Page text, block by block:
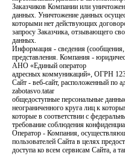
Заказчиков Компании или
данных. Уничтожение данных
которыми нет действующих
запросу Заказчика, отзывающего
данных.
Информация - сведения
представления. Компания -
АНО «Единый оператор
адресных коммуникаций», ОГРН
Сайт - веб-сайт, расположенный по
zabotasvo.tatar
общедоступные персональные
неограниченного круга лиц к
которые в соответствии с
требование соблюдения
Оператор - Компания,
пользователей Сайта в целях
доступа ко всем сервисам Сайта, а